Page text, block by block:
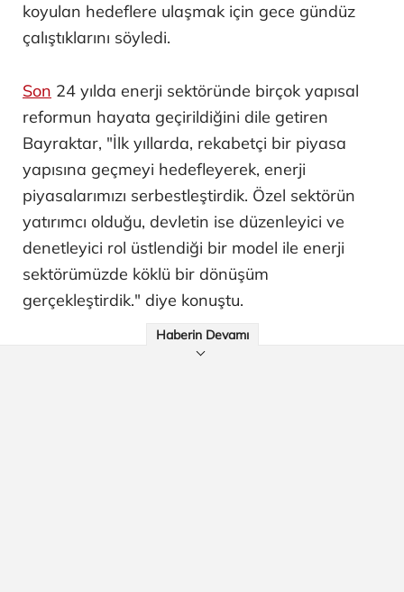
koyulan hedeflere ulaşmak için gece gündüz
çalıştıklarını söyledi.
Son 24 yılda enerji sektöründe birçok yapısal
reformun hayata geçirildiğini dile getiren
Bayraktar, "İlk yıllarda, rekabetçi bir piyasa
yapısına geçmeyi hedefleyerek, enerji
piyasalarımızı serbestleştirdik. Özel sektörün
yatırımcı olduğu, devletin ise düzenleyici ve
denetleyici rol üstlendiği bir model ile enerji
sektörümüzde köklü bir dönüşüm
gerçekleştirdik." diye konuştu.
Haberin Devamı